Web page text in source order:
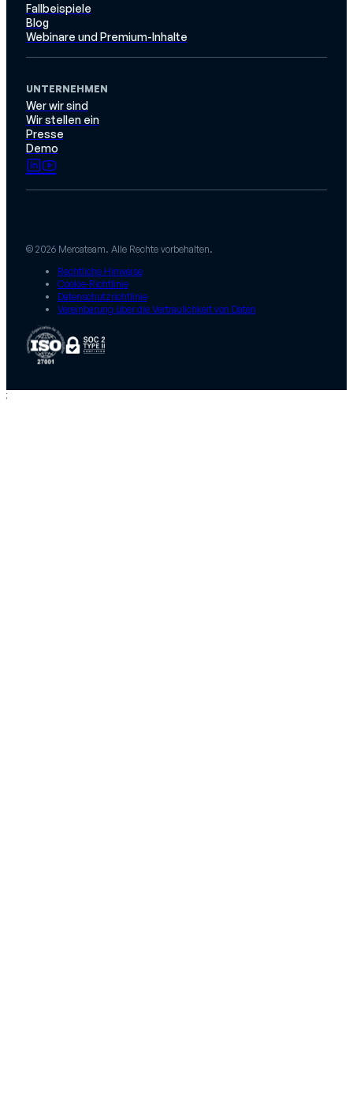
Fallbeispiele
Blog
Webinare und Premium-Inhalte
UNTERNEHMEN
Wer wir sind
Wir stellen ein
Presse
Demo
© 2026 Mercateam. Alle Rechte vorbehalten.
Rechtliche Hinweise
Cookie-Richtlinie
Datenschutzrichtlinie
Vereinbarung über die Vertraulichkeit von Daten
;